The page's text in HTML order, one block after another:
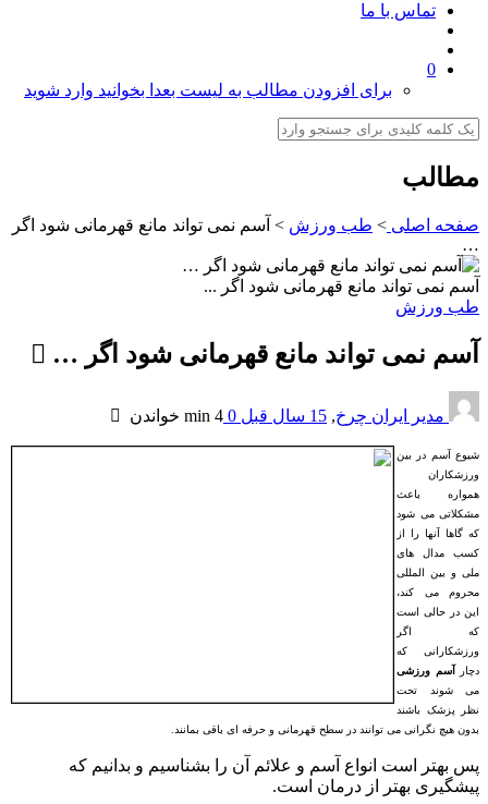
تماس با ما
0
برای افزودن مطالب به لیست بعدا بخوانید وارد شوید
مطالب
صفحه اصلی > طب ورزش > آسم نمی تواند مانع قهرمانی شود اگر
…
آسم نمی تواند مانع قهرمانی شود اگر ...
طب ورزش
آسم نمی تواند مانع قهرمانی شود اگر …
مدیر ایران چرخ, 15 سال قبل 0
4 min خواندن
شیوع آسم در بین
ورزشکاران
همواره باعث
مشکلاتی می شود
که گاها آنها را از
کسب مدال های
ملی و بین المللی
محروم می کند،
این در حالی است
که اگر
ورزشکارانی که
دچار
آسم ورزشی
می شوند تحت
نظر پزشک باشند
بدون هیچ نگرانی می توانند در سطح قهرمانی و حرفه ای باقی بمانند.
پس بهتر است انواع آسم و علائم آن را بشناسیم و بدانیم که
پیشگیری بهتر از درمان است.